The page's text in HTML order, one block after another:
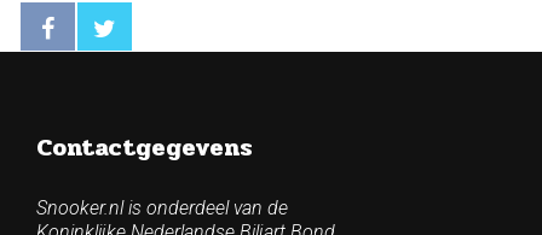
Contactgegevens
Snooker.nl is onderdeel van de